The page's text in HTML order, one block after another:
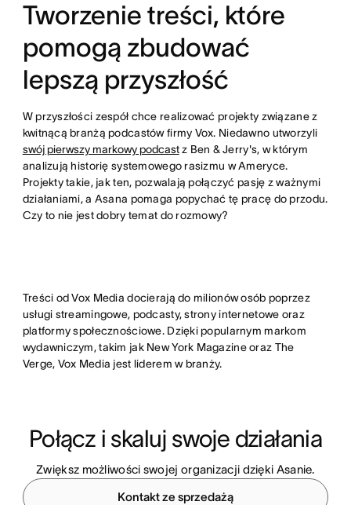
Tworzenie treści, które
pomogą zbudować
lepszą przyszłość
W przyszłości zespół chce realizować projekty związane z
kwitnącą branżą podcastów firmy Vox. Niedawno utworzyli
swój pierwszy markowy podcastz Ben & Jerry's, w którym
analizują historię systemowego rasizmu w Ameryce.
Projekty takie, jak ten, pozwalają połączyć pasję z ważnymi
działaniami, a Asana pomaga popychać tę pracę do przodu.
Czy to nie jest dobry temat do rozmowy?
Treści od Vox Media docierają do milionów osób poprzez
usługi streamingowe, podcasty, strony internetowe oraz
platformy społecznościowe. Dzięki popularnym markom
wydawniczym, takim jak New York Magazine oraz The
Verge, Vox Media jest liderem w branży.
Połącz i skaluj swoje działania
Zwiększ możliwości swojej organizacji dzięki Asanie.
Kontakt ze sprzedażą